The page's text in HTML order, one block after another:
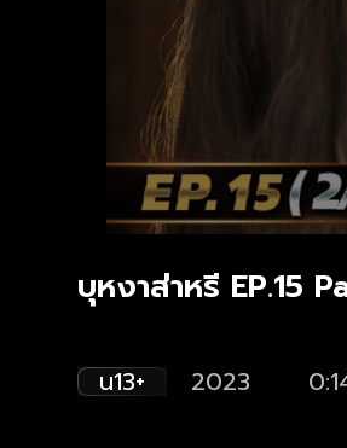
บุหงาส่าหรี EP.15
น13+ 2023